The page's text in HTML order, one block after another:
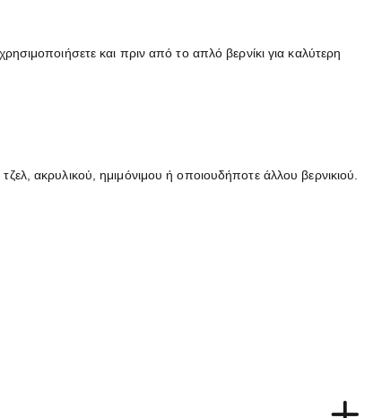
και πριν από το απλό βερνίκι για καλύτερη
ακρυλικού, ημιμόνιμου ή οποιουδήποτε άλλου βερνικιού.